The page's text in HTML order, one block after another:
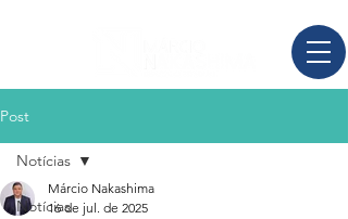
Post
Notícias
Notícias
Márcio Nakashima
16 de jul. de 2025